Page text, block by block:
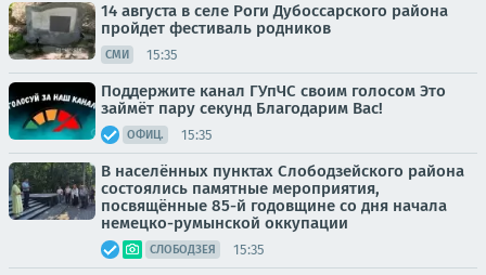
14 августа в селе Роги Дубоссарского района
пройдет фестиваль родников
СМИ 15:35
Поддержите канал ГУпЧС своим голосом Это
займёт пару секунд Благодарим Вас!
ОФИЦ. 15:35
В населённых пунктах Слободзейского района
состоялись памятные мероприятия,
посвящённые 85-й годовщине со дня начала
немецко-румынской оккупации
СЛОБОДЗЕЯ 15:35